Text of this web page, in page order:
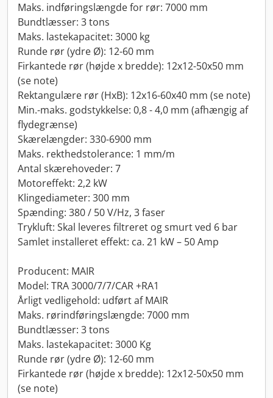
Maks. indføringslængde for rør: 7000 mm
Bundtlæsser: 3 tons
Maks. lastekapacitet: 3000 kg
Runde rør (ydre Ø): 12-60 mm
Firkantede rør (højde x bredde): 12x12-50x50 mm
(se note)
Rektangulære rør (HxB): 12x16-60x40 mm (se note)
Min.-maks. godstykkelse: 0,8 - 4,0 mm (afhængig af
flydegrænse)
Skærelængder: 330-6900 mm
Maks. rekthedstolerance: 1 mm/m
Antal skærehoveder: 7
Motoreffekt: 2,2 kW
Klingediameter: 300 mm
Spænding: 380 / 50 V/Hz, 3 faser
Trykluft: Skal leveres filtreret og smurt ved 6 bar
Samlet installeret effekt: ca. 21 kW – 50 Amp
Producent: MAIR
Model: TRA 3000/7/7/CAR +RA1
Årligt vedligehold: udført af MAIR
Maks. rørindføringslængde: 7000 mm
Bundtlæsser: 3 tons
Maks. lastekapacitet: 3000 Kg
Runde rør (ydre Ø): 12-60 mm
Firkantede rør (højde x bredde): 12x12-50x50 mm
(se note)